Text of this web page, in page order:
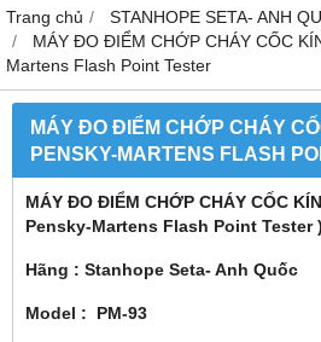
Trang chủ
STANHOPE SETA- ANH
MÁY ĐO ĐIỂM CHỚP CHÁY CỐC
Martens Flash Point Tester
MÁY ĐO ĐIỂM CHỚP CHÁY
PENSKY-MARTENS FLASH
MÁY ĐO ĐIỂM CHỚP CHÁY CỐC
Pensky-Martens Flash Point Tester )
Hãng : Stanhope Seta- Anh Quốc
Model : PM-93